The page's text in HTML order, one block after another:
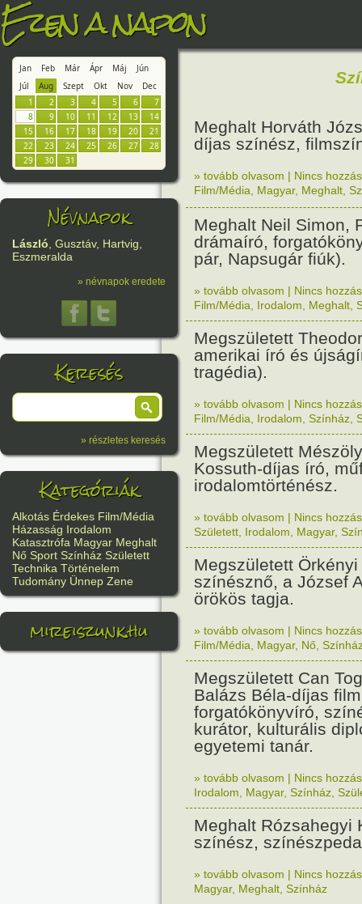
Ezen a napon
Jan Feb Már Ápr Máj
Jún
Júl
Aug Szept Okt Nov
Dec
1
2 3 4 5 6
7
8
9 10 11 12 13
14
15
16 17 18 19 20
21
22
23 24 25 26 27
28
29
30 31
Névnapok
László, Gusztáv, Hartvig,
Eszmeralda
» névnapok eredete
Keresés
» részletes keresés
Kategóriák
Alkotás Érdekes Film/Média
Házasság Irodalom
Katasztrófa Magyar Meghalt
Nő Sport Színház Született
Technika Történelem
Tudomány Ünnep Zene
mireiszunk.hu
Meghalt Horváth
díjas színész,
» tovább olvasom | Nincs
Film/Média
Magyar, Meghalt
Meghalt Neil Simon,
drámaíró,
pár, Napsugár fiúk).
» tovább olvasom | Nincs
Film/Média
Irodalom Meghalt
Megszületett
amerikai író és
tragédia).
» tovább olvasom | Nincs
Film/Média
Irodalom Színház
Megszületett
Kossuth-díjas író,
irodalomtörténész.
» tovább olvasom | Nincs
Született Irodalom Magyar,
Megszületett Örkényi
színésznő, a József
örökös tagja.
» tovább olvasom | Nincs
Film/Média
Magyar, Nő
Megszületett Can
Balázs Béla-díjas
forgatókönyvíró,
kurátor, kulturális
egyetemi tanár.
» tovább olvasom | Nincs
Irodalom
Magyar, Színház
Meghalt Rózsahegyi
színész,
» tovább olvasom | Nincs
Magyar, Meghalt Színház